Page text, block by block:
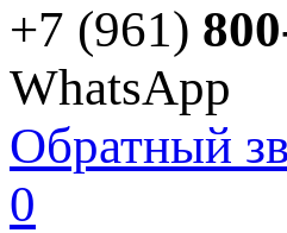
+7 (961)
WhatsApp
Обратный
0